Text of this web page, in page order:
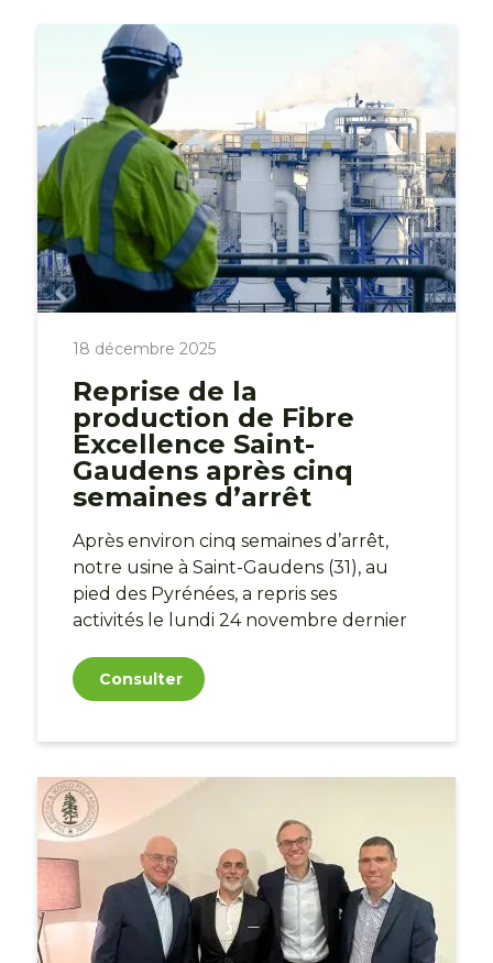
18 décembre 2025
Reprise de la
production de Fibre
Excellence Saint-
Gaudens après cinq
semaines d’arrêt
Après environ cinq semaines d’arrêt,
notre usine à Saint-Gaudens (31), au
pied des Pyrénées, a repris ses
activités le lundi 24 novembre dernier
Consulter